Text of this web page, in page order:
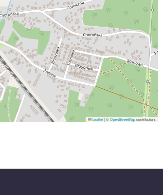
Leaflet|©OpenStreetMapcontributors